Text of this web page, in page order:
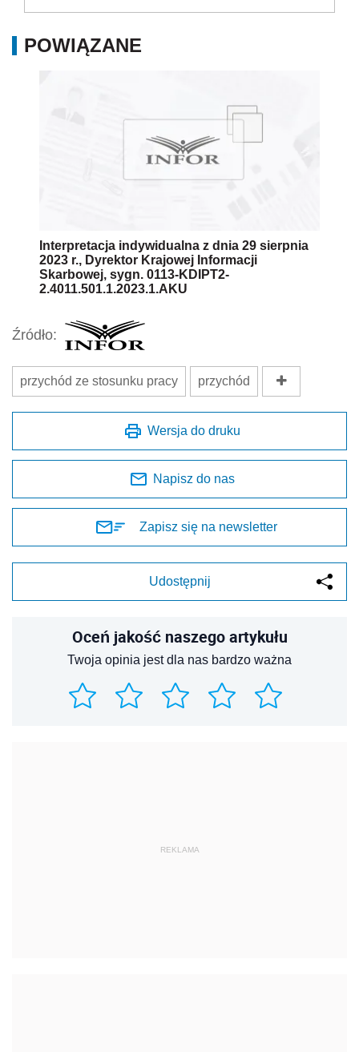
POWIĄZANE
Interpretacja indywidualna z dnia 29 sierpnia
2023 r., Dyrektor Krajowej Informacji
Skarbowej, sygn. 0113-KDIPT2-
2.4011.501.1.2023.1.AKU
Źródło:
przychód ze stosunku pracy przychód
Wersja do druku
Napisz do nas
Zapisz się na newsletter
Udostępnij
Oceń jakość naszego artykułu
Twoja opinia jest dla nas bardzo ważna
REKLAMA